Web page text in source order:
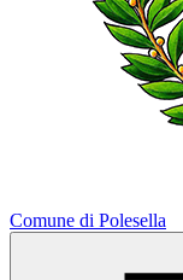
Comune di Polesella